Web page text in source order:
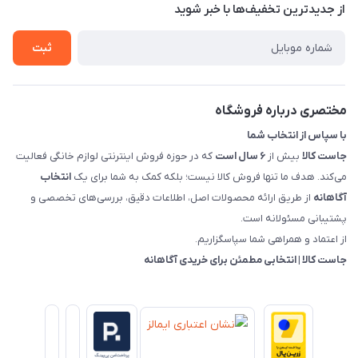
تماس با ما
شرایط و ضوابط گارانتی
روش های بازگرداندن کالا
از جدید‌ترین تخفیف‌ها با‌ خبر شوید
ثبت
مختصری درباره فروشگاه
با سپاس از انتخاب شما
جاست کالا بیش از ۶ سال است
که در حوزه فروش اینترنتی لوازم خانگی فعالیت
می‌کند. هدف ما تنها فروش کالا نیست؛ بلکه کمک به شما برای یک انتخاب
آگاهانه از طریق ارائه محصولات اصل، اطلاعات دقیق، بررسی‌های تخصصی و
پشتیبانی مسئولانه است.
از اعتماد و همراهی شما سپاسگزاریم.
جاست کالا | انتخابی مطمئن برای خریدی آگاهانه